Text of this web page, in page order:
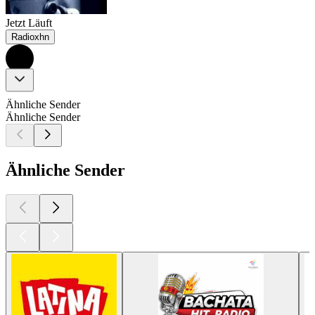
Jetzt Läuft
Radioxhn
Ähnliche Sender
Ähnliche Sender
Ähnliche Sender